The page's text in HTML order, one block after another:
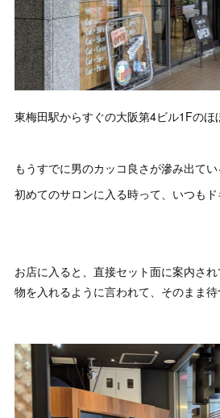
東梅田駅からすぐの大阪第4ビル1Fのほ
もうすでに男のカッコ良さが滲み出てい
初めてのサロンに入る時って、いつも
お店に入ると、直接セット面に案内さ
物を入れるように言われて、そのまま待